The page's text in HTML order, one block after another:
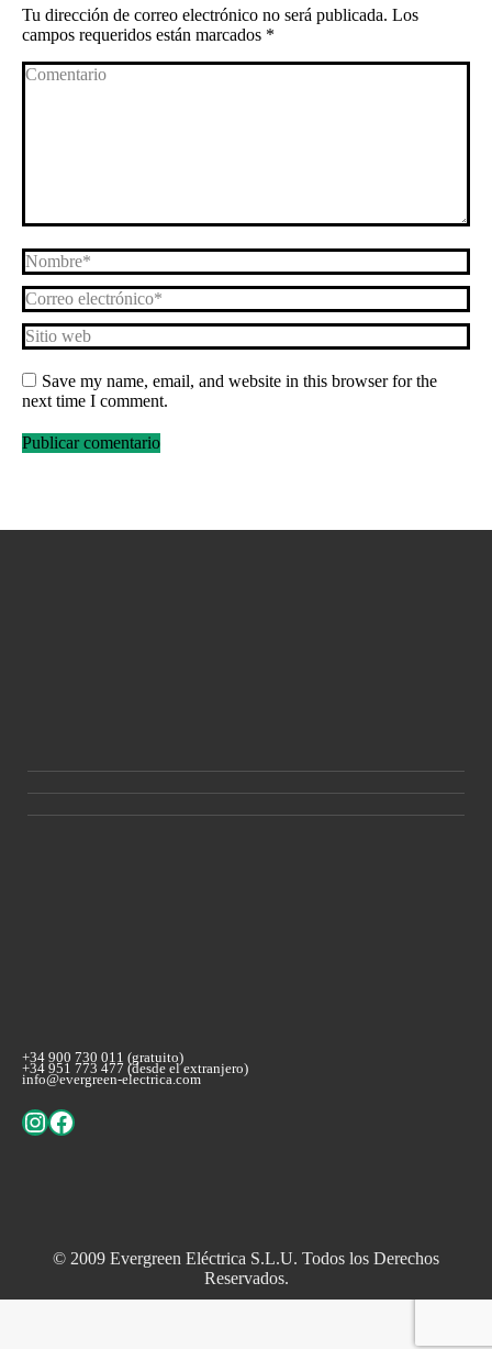
Tu dirección de correo electrónico no será publicada. Los
campos requeridos están marcados *
Comentario
Nombre *
Correo electrónico *
Sitio web
Save my name, email, and website in this browser for the
next time I comment.
Publicar comentario
+34 900 730 011 (gratuito)
+34 951 773 477 (desde el extranjero)
info@evergreen-electrica.com
Instagram
Facebook
© 2009 Evergreen Eléctrica S.L.U. Todos los Derechos
Reservados.